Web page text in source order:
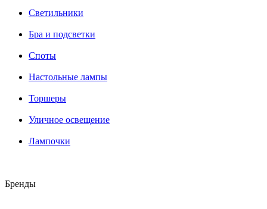
Светильники
Бра и подсветки
Споты
Настольные лампы
Торшеры
Уличное освещение
Лампочки
Бренды